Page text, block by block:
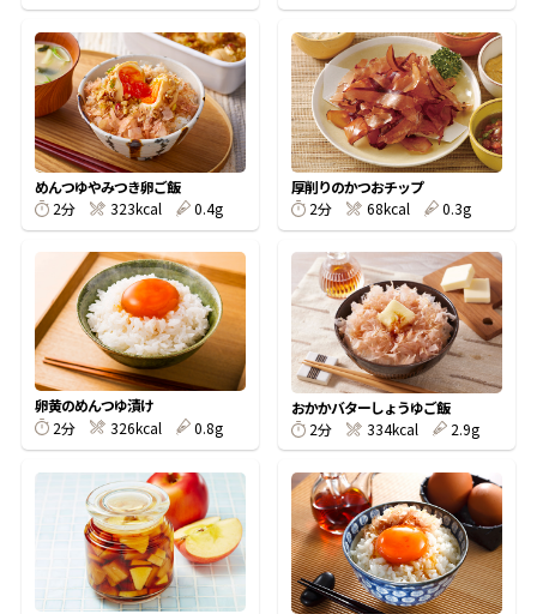
だし粉
商品情報一覧
おすすめサイト
新鮮一番
氷熟®︎
めんつゆやみつき卵ご飯
2分
323kcal 0.4g
厚削りのかつおチップ
2分
68kcal 0.3g
卵黄のめんつゆ漬け
2分
326kcal 0.8g
おかかバターしょうゆご飯
2分
334kcal 2.9g